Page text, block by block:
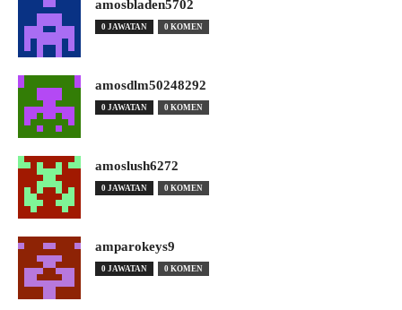
amosbladen5702
0 JAWATAN 0 KOMEN
amosdlm50248292
0 JAWATAN 0 KOMEN
amoslush6272
0 JAWATAN 0 KOMEN
amparokeys9
0 JAWATAN 0 KOMEN